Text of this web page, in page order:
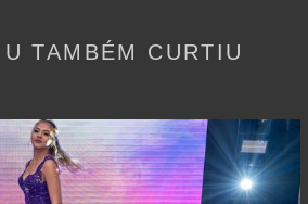
TAMBÉM CURTIU